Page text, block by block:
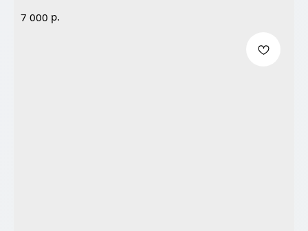
7 000 р.